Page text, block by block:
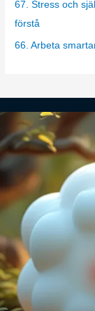
e
s
67. Stress och
förstå
66. Arbeta